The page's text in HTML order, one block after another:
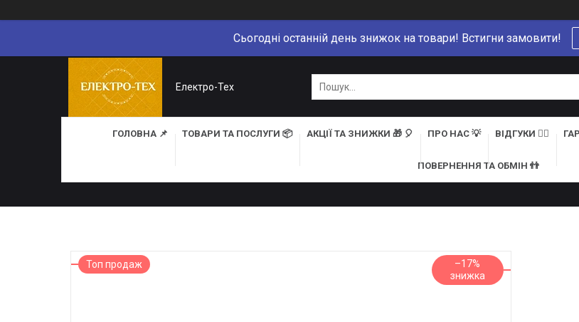
Сьогодні останній день знижок на товари! Встигни замовити!
Електро-Тех
ГОЛОВНА 📌 ТОВАРИ ТА ПОСЛУГИ 📦 АКЦІЇ ТА ЗНИЖКИ 🎁 🎈 ПРО НАС 💡 ВІДГУКИ 👍🏻
ПОВЕРНЕННЯ ТА ОБМІН 👬
Топ продаж –17%